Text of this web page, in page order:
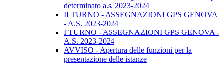
determinato a.s. 2023-2024
II TURNO - ASSEGNAZIONI GPS GENOVA
- A.S. 2023-2024
I TURNO - ASSEGNAZIONI GPS GENOVA -
A.S. 2023-2024
AVVISO - Apertura delle funzioni per la
presentazione delle istanze